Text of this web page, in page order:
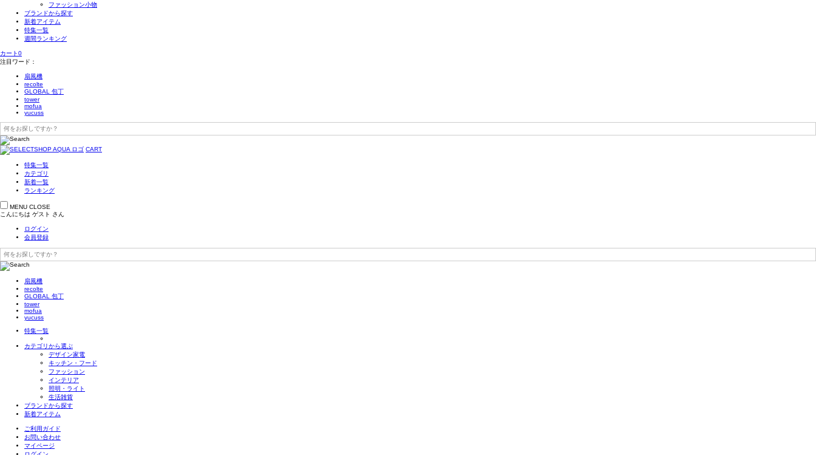
ファッション小物
ブランドから探す
新着アイテム
特集一覧
週間ランキング
カート0
注目ワード：
扇風機
recolte
GLOBAL 包丁
tower
mofua
yucuss
CART
特集一覧
カテゴリ
新着一覧
ランキング
MENU CLOSE
こんにちは ゲスト さん
ログイン
会員登録
扇風機
recolte
GLOBAL 包丁
tower
mofua
yucuss
特集一覧
カテゴリから選ぶ
デザイン家電
キッチン・フード
ファッション
インテリア
照明・ライト
生活雑貨
ブランドから探す
新着アイテム
ご利用ガイド
お問い合わせ
マイページ